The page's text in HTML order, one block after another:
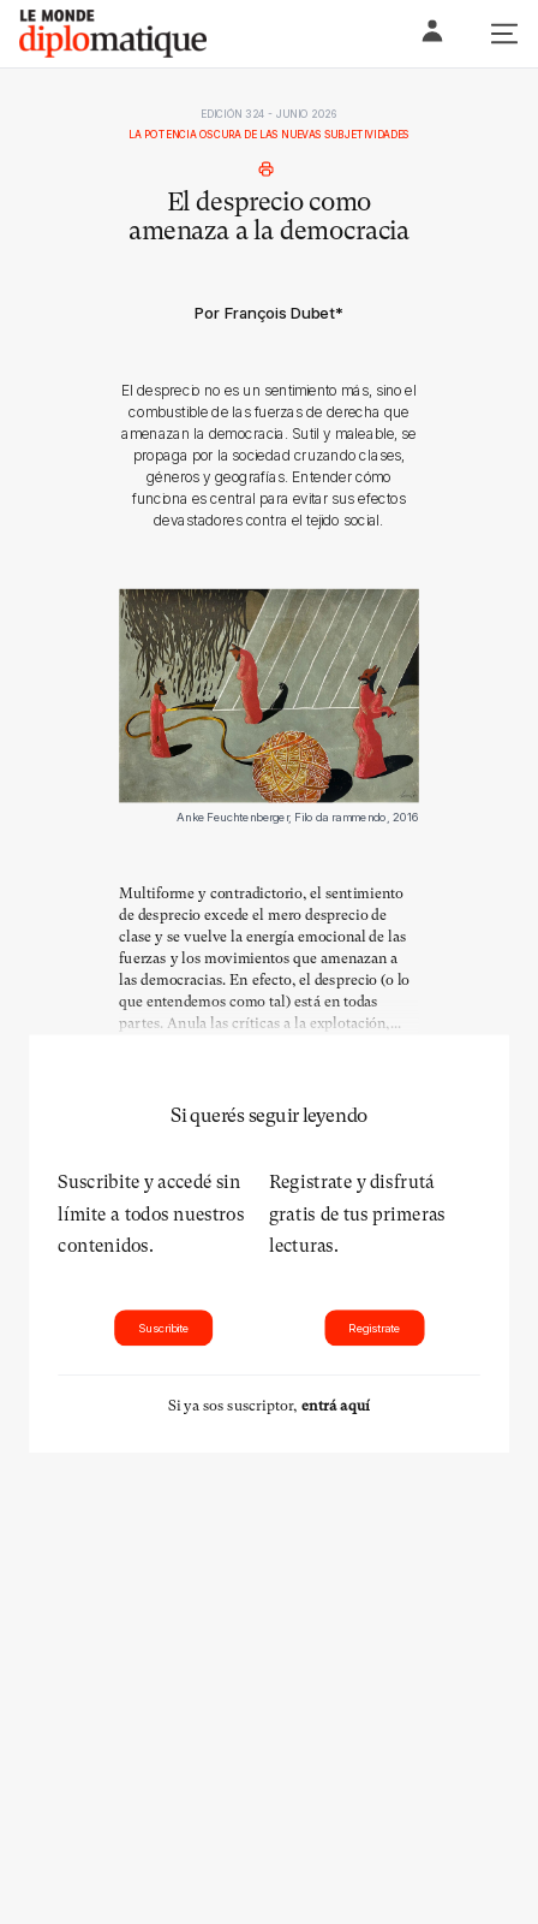
Skip
content
Le monde diplomatique
EDICIÓN 324 - JUNIO 2026
LA POTENCIA OSCURA DE LAS NUEVAS SUBJETIVIDADES
El desprecio como
amenaza a la democracia
Por François Dubet*
El desprecio no es un sentimiento más, sino el
combustible de las fuerzas de derecha que
amenazan la democracia. Sutil y maleable, se
propaga por la sociedad cruzando clases,
géneros y geografías. Entender cómo
funciona es central para evitar sus efectos
devastadores contra el tejido social.
Anke Feuchtenberger, Filo da rammendo, 2016
Multiforme y contradictorio, el sentimiento
de desprecio excede el mero desprecio de
clase y se vuelve la energía emocional de las
fuerzas y los movimientos que amenazan a
las democracias. En efecto, el desprecio (o lo
que entendemos como tal) está en todas
partes. Anula las críticas a la explotación,...
Si querés seguir leyendo
Suscribite y accedé sin
límite a todos nuestros
contenidos.
Suscribite
Registrate y disfrutá
gratis de tus primeras
lecturas.
Registrate
Si ya sos suscriptor, entrá aquí